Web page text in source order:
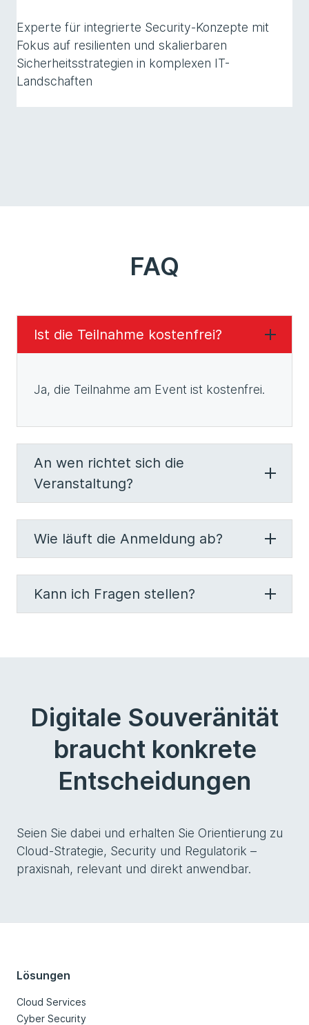
Experte für integrierte Security-Konzepte mit
Fokus auf resilienten und skalierbaren
Sicherheitsstrategien in komplexen IT-
Landschaften
FAQ
Ist die Teilnahme kostenfrei?
Ja, die Teilnahme am Event ist kostenfrei.
An wen richtet sich die
Veranstaltung?
Wie läuft die Anmeldung ab?
Kann ich Fragen stellen?
Digitale Souveränität
braucht konkrete
Entscheidungen
Seien Sie dabei und erhalten Sie Orientierung zu
Cloud-Strategie, Security und Regulatorik –
praxisnah, relevant und direkt anwendbar.
Lösungen
Cloud Services
Cyber Security